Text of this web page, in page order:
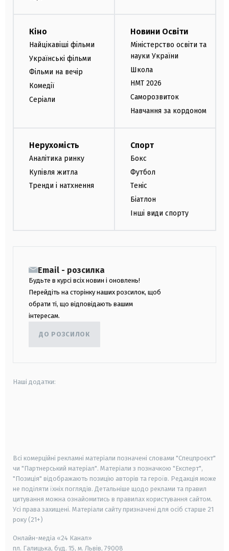
Кіно
Найцікавіші фільми
Українські фільми
Фільми на вечір
Комедії
Серіали
Новини Освіти
Міністерство освіти та
науки України
Школа
НМТ 2026
Саморозвиток
Навчання за кордоном
Нерухомість
Аналітика ринку
Купівля житла
Тренди і натхнення
Спорт
Бокс
Футбол
Теніс
Біатлон
Інші види спорту
Email - розсилка
Будьте в курсі всіх новин і оновлень!
Перейдіть на сторінку наших розсилок, щоб
обрати ті, що відповідають вашим
інтересам.
ДО РОЗСИЛОК
Наші додатки:
Всі комерційні рекламні матеріали позначені словами "Спецпроєкт"
чи "Партнерський матеріал". Матеріали з позначкою "Експерт",
"Позиція" відображають позицію авторів та героїв. Редакція може
не поділяти їхніх поглядів. Детальніше щодо реклами та правил
цитування можна ознайомитись в правилах користування сайтом.
Усі права захищені. Матеріали сайту призначені для осіб старше 21
року (21+)
Онлайн-медіа «24 Канал»
пл. Галицька, буд. 15, м. Львів, 79008